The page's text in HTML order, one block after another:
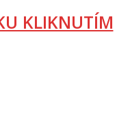
KLIKNUTÍM